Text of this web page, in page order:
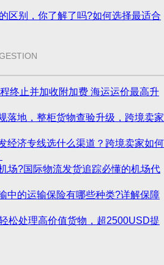
区别，你了解了吗?如何选择最适合
终止并加收附加费 海运运价最高升
落地，整柜货物查验升级，跨境卖家
经济专线选什么渠道？跨境卖家如何
场?国际物流发货追踪必懂的机场代
中的运输保险有哪些种类?详解保障
松处理高价值货物，超2500USD提